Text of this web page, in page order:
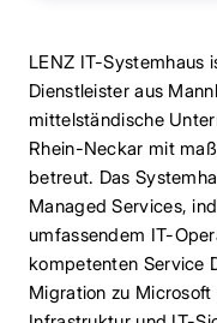
LENZ IT-Systemhaus
Dienstleister aus
mittelständische
Rhein-Neckar mit
betreut. Das
Managed Services,
umfassendem IT-
kompetenten Service
Migration zu